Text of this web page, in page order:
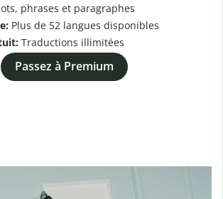
phrases et paragraphes
Plus de 52 langues disponibles
Traductions illimitées
Passez à Premium